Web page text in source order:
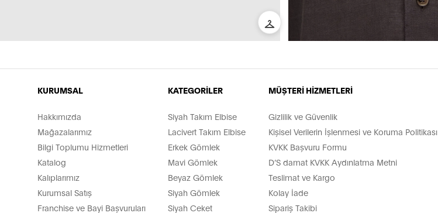
KURUMSAL
Hakkımızda
Mağazalarımız
Bilgi Toplumu Hizmetleri
Katalog
Kalıplarımız
Kurumsal Satış
Franchise ve Bayi Başvuruları
KATEGORİLER
Siyah Takım Elbise
Lacivert Takım Elbise
Erkek Gömlek
Mavi Gömlek
Beyaz Gömlek
Siyah Gömlek
Siyah Ceket
MÜŞTERİ HİZMETLERİ
Gizlilik ve Güvenlik
Kişisel Verilerin İşlenmesi ve Koruma Politikası
KVKK Başvuru Formu
D’S damat KVKK Aydınlatma Metni
Teslimat ve Kargo
Kolay İade
Sipariş Takibi